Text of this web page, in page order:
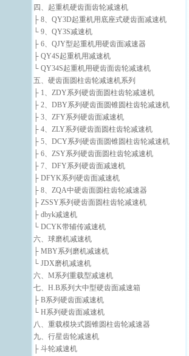
四、起重机硬齿面齿轮减速机
├ 8、QY3D起重机用底座式硬齿面减速机
└ 9、QY3S减速机
├ 6、QJY型起重机用硬齿面减速器
├ QY4S起重机用减速机
└ QY34S起重机用硬齿面齿轮减速机
五、硬齿面圆柱齿轮减速机系列
├ 1、ZDY系列硬齿面圆柱齿轮减速机
├ 2、DBY系列硬齿面圆锥圆柱齿轮减速机
├ 3、ZFY系列硬齿面减速机
├ 4、ZLY系列硬齿面圆柱齿轮减速机
├ 5、DCY系列硬齿面圆锥圆柱齿轮减速机
├ 6、ZSY系列硬齿面圆柱齿轮减速机
├ 7、DFY系列硬齿面减速机
├ DFYK系列硬齿面减速机
├ 8、ZQA中硬齿面圆柱齿轮减速器
├ ZSSY系列硬齿面圆柱齿轮减速机
├ dbyk减速机
└ DCYK带辅传减速机
六、球磨机减速机
├ MBY系列磨机减速机
└ JDX磨机减速机
六、M系列重载型减速机
七、H.B系列大中型硬齿面减速箱
├ B系列硬齿面减速机
└ H系列硬齿面减速机
八、重载模块式圆锥圆柱齿轮减速器
九、行星齿轮减速机
├ 斗轮减速机